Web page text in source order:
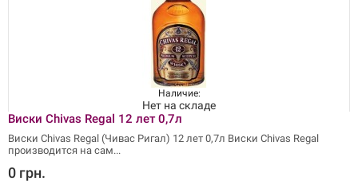
Наличие:
Нет на складе
Виски Chivas Regal 12 лет 0,7л
Виски Chivas Regal (Чивас Ригал) 12 лет 0,7л Виски Chivas Regal
производится на сам
0 грн.